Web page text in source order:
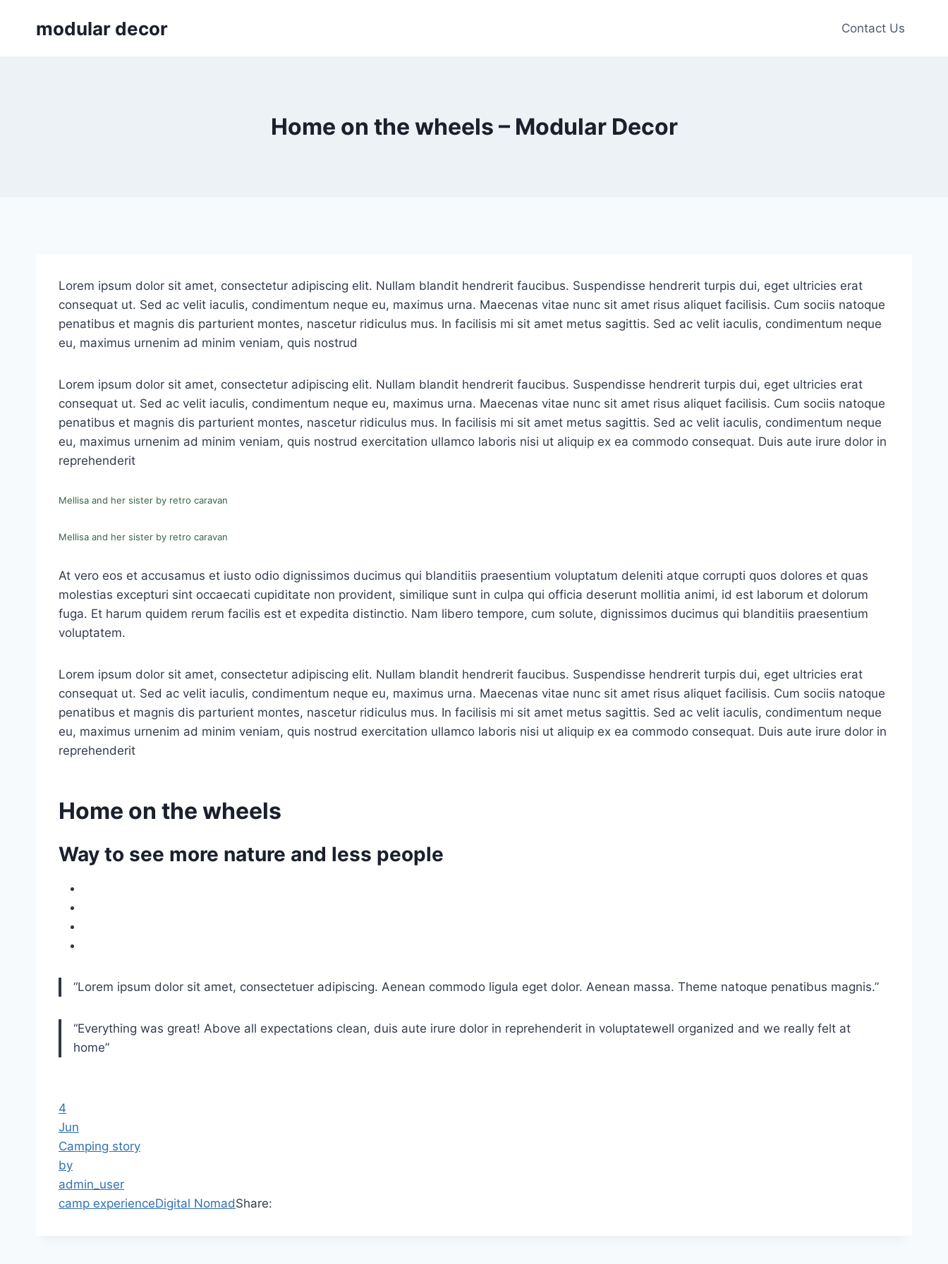
modular decor Contact Us
Home on the wheels – Modular Decor
Lorem ipsum dolor sit amet, consectetur adipiscing elit. Nullam blandit hendrerit faucibus. Suspendisse hendrerit turpis dui, eget ultricies erat
consequat ut. Sed ac velit iaculis, condimentum neque eu, maximus urna. Maecenas vitae nunc sit amet risus aliquet facilisis. Cum sociis natoque
penatibus et magnis dis parturient montes, nascetur ridiculus mus. In facilisis mi sit amet metus sagittis. Sed ac velit iaculis, condimentum neque
eu, maximus urnenim ad minim veniam, quis nostrud
Lorem ipsum dolor sit amet, consectetur adipiscing elit. Nullam blandit hendrerit faucibus. Suspendisse hendrerit turpis dui, eget ultricies erat
consequat ut. Sed ac velit iaculis, condimentum neque eu, maximus urna. Maecenas vitae nunc sit amet risus aliquet facilisis. Cum sociis natoque
penatibus et magnis dis parturient montes, nascetur ridiculus mus. In facilisis mi sit amet metus sagittis. Sed ac velit iaculis, condimentum neque
eu, maximus urnenim ad minim veniam, quis nostrud exercitation ullamco laboris nisi ut aliquip ex ea commodo consequat. Duis aute irure dolor in
reprehenderit
Mellisa and her sister by retro caravan
Mellisa and her sister by retro caravan
At vero eos et accusamus et iusto odio dignissimos ducimus qui blanditiis praesentium voluptatum deleniti atque corrupti quos dolores et quas
molestias excepturi sint occaecati cupiditate non provident, similique sunt in culpa qui officia deserunt mollitia animi, id est laborum et dolorum
fuga. Et harum quidem rerum facilis est et expedita distinctio. Nam libero tempore, cum solute, dignissimos ducimus qui blanditiis praesentium
voluptatem.
Lorem ipsum dolor sit amet, consectetur adipiscing elit. Nullam blandit hendrerit faucibus. Suspendisse hendrerit turpis dui, eget ultricies erat
consequat ut. Sed ac velit iaculis, condimentum neque eu, maximus urna. Maecenas vitae nunc sit amet risus aliquet facilisis. Cum sociis natoque
penatibus et magnis dis parturient montes, nascetur ridiculus mus. In facilisis mi sit amet metus sagittis. Sed ac velit iaculis, condimentum neque
eu, maximus urnenim ad minim veniam, quis nostrud exercitation ullamco laboris nisi ut aliquip ex ea commodo consequat. Duis aute irure dolor in
reprehenderit
Home on the wheels
Way to see more nature and less people
“Lorem ipsum dolor sit amet, consectetuer adipiscing. Aenean commodo ligula eget dolor. Aenean massa. Theme natoque penatibus magnis.”
“Everything was great! Above all expectations clean, duis aute irure dolor in reprehenderit in voluptatewell organized and we really felt at
home”
4
Jun
Camping story
by
admin_user
camp experienceDigital NomadShare: